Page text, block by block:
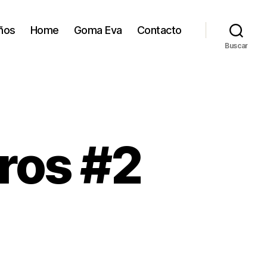
Home Goma Eva Contacto
Buscar
#2